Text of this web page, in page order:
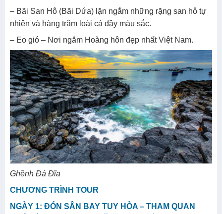
– Bãi San Hô (Bãi Dứa) lặn ngắm những rặng san hô tự
nhiên và hàng trăm loài cá đầy màu sắc.
– Eo gió – Nơi ngắm Hoàng hôn đẹp nhất Việt Nam.
Ghềnh Đá Đĩa
CHƯƠNG TRÌNH TOUR
NGÀY 1: ĐÓN SÂN BAY TUY HÒA – THAM QUAN